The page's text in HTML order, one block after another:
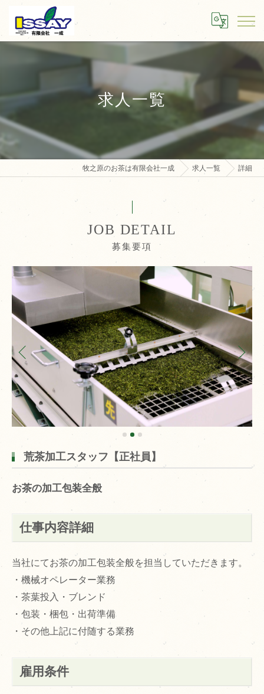
求人一覧
牧之原のお茶は有限会社一成 求人一覧 詳細
募集要項
JOB DETAIL
荒茶加工スタッフ【正社員】
お茶の加工包装全般
仕事内容詳細
当社にてお茶の加工包装全般を担当していただきます。
・機械オペレーター業務
・茶葉投入・ブレンド
・包装・梱包・出荷準備
・その他上記に付随する業務
雇用条件